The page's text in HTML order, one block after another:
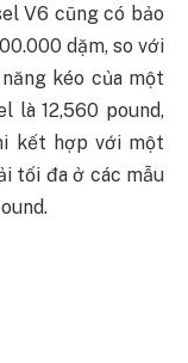
V6 cũng có bảo
dặm, so với
kéo của một
là 12,560 pound,
kết hợp với một
tối đa ở các mẫu